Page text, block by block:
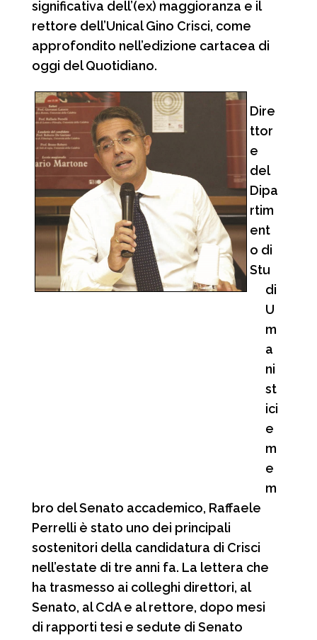
significativa dell’(ex) maggioranza e il
rettore dell’Unical Gino Crisci, come
approfondito nell’edizione cartacea di
oggi del Quotidiano.
Dire
ttor
e
del
Dipa
rtim
ent
o di
Stu
di
U
m
a
ni
st
ici
e
m
e
m
bro del Senato accademico, Raffaele
Perrelli è stato uno dei principali
sostenitori della candidatura di Crisci
nell’estate di tre anni fa. La lettera che
ha trasmesso ai colleghi direttori, al
Senato, al CdA e al rettore, dopo mesi
di rapporti tesi e sedute di Senato